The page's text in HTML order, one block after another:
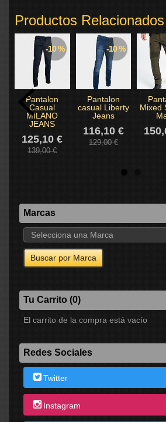
Marcas
Tu Carrito (0)
El carrito de la compra está vacío
Redes Sociales
Twitter
Instagram
Productos Relacionados
-10 %
Pantalon
Casual
MILANO
JEANS
125,10 €
139,00 €
-10 %
Pantalon
casual Liberty
Jeans
116,10 €
129,00 €
Mixed